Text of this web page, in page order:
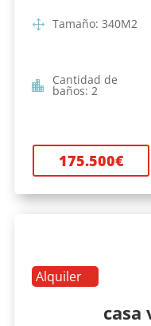
Tamaño: 340M2
Cantidad de
baños: 2
175.500€
Alquiler
casa